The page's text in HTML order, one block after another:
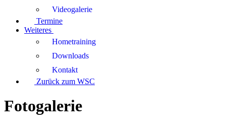
Videogalerie
Termine
Weiteres
Hometraining
Downloads
Kontakt
Zurück zum WSC
Fotogalerie